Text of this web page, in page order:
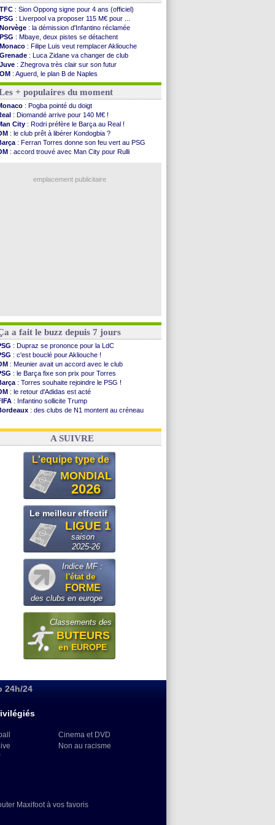
TFC : Sion Oppong signe pour 4 ans (officiel)
PSG : Liverpool va proposer 115 M€ pour ...
Norvège : la démission d'Infantino réclamée
PSG : Mbaye, deux pistes se détachent
Monaco : Filipe Luis veut remplacer Akliouche
Grenade : Luca Zidane va changer de club
Juve : Zhegrova très clair sur son futur
OM : Aguerd, le plan B de Naples
Arsenal: Guimarães a signé son contrat
Nantes: direction Chypre pour Duverne
Monaco: le remplaçant d'Akliouche en ...
Man Utd : Bayindir signe au Celta (officiel)
Man City: Enzo Fernandez pour l'après-Rodri ?
: l'option Monaco pour Lukaku !
: Lucas Perri a été approché
PSG: le coach de l'Ajax insiste pour Godts
PSG: une 2e offre en préparation pour Godts
: Filipe Luis aimerait garder Balogun
+ populaires du moment
: Pogba pointé du doigt
: Diomandé arrive pour 140 M€ !
City : Rodri préfère le Barça au Real !
: le club prêt à libérer Kondogbia ?
: Ferran Torres donne son feu vert au PSG
: accord trouvé avec Man City pour Rulli
emplacement publicitaire
a fait le buzz depuis 7 jours
: Dupraz se prononce pour la LdC
: c'est bouclé pour Akliouche !
: Meunier avait un accord avec le club
: le Barça fixe son prix pour Torres
: Torres souhaite rejoindre le PSG !
: le retour d'Adidas est acté
: Infantino sollicite Trump
: des clubs de N1 montent au créneau
: le démenti de Leipzig pour Diomandé
A SUIVRE
L'equipe type de
MONDIAL
2026
Le meilleur effectif
LIGUE 1
saison
2025-26
Indice MF :
l'état de
FORME
des clubs en europe
Classements des
BUTEURS
en EUROPE
24h/24
Cinema et DVD
Non au racisme
Maxifoot à vos favoris